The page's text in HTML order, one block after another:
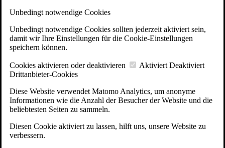
Unbedingt notwendige Cookies
Unbedingt notwendige Cookies sollten jederzeit aktiviert sein,
damit wir Ihre Einstellungen für die Cookie-Einstellungen
speichern können.
Cookies aktivieren oder deaktivieren Aktiviert Deaktiviert
Drittanbieter-Cookies
Diese Website verwendet Matomo Analytics, um anonyme
Informationen wie die Anzahl der Besucher der Website und die
beliebtesten Seiten zu sammeln.
Diesen Cookie aktiviert zu lassen, hilft uns, unsere Website zu
verbessern.